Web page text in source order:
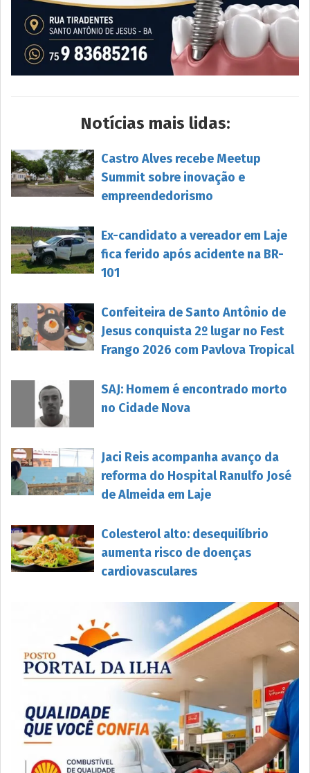
Notícias mais lidas:
Castro Alves recebe Meetup
Summit sobre inovação e
empreendedorismo
Ex-candidato a vereador em Laje
fica ferido após acidente na BR-
101
Confeiteira de Santo Antônio de
Jesus conquista 2º lugar no Fest
Frango 2026 com Pavlova Tropical
SAJ: Homem é encontrado morto
no Cidade Nova
Jaci Reis acompanha avanço da
reforma do Hospital Ranulfo José
de Almeida em Laje
Colesterol alto: desequilíbrio
aumenta risco de doenças
cardiovasculares